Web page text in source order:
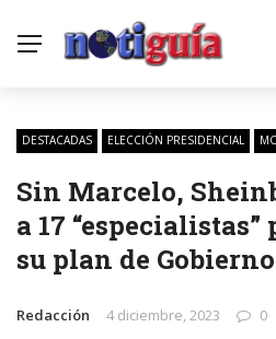
DESTACADAS ELECCIÓN PRESIDENCIAL
Sin Marcelo,
a 17
su plan de Gobierno
Redacción 4 diciembre, 2023 0